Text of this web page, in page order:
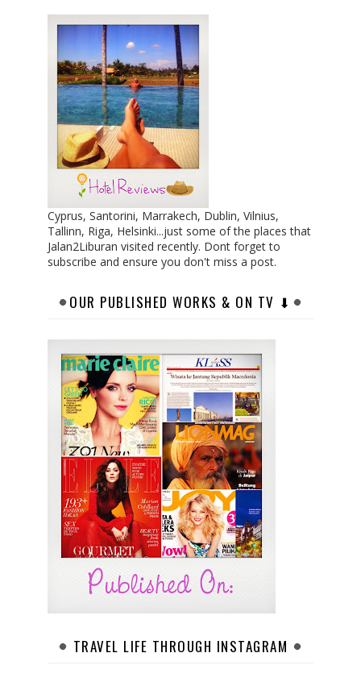
Cyprus, Santorini, Marrakech, Dublin, Vilnius,
Tallinn, Riga, Helsinki...just some of the places that
Jalan2Liburan visited recently. Dont forget to
subscribe and ensure you don't miss a post.
OUR PUBLISHED WORKS & ON TV ⬇︎
TRAVEL LIFE THROUGH INSTAGRAM